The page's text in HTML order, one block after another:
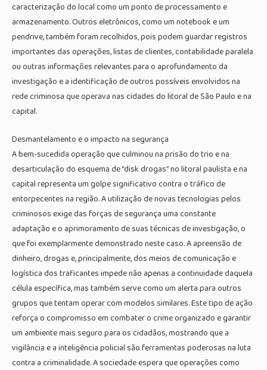
caracterização do local como um ponto de processamento e
armazenamento. Outros eletrônicos, como um notebook e um
pendrive, também foram recolhidos, pois podem guardar registros
importantes das operações, listas de clientes, contabilidade paralela
ou outras informações relevantes para o aprofundamento da
investigação e a identificação de outros possíveis envolvidos na
rede criminosa que operava nas cidades do litoral de São Paulo e na
capital.
Desmantelamento e o impacto na segurança
A bem-sucedida operação que culminou na prisão do trio e na
desarticulação do esquema de “disk drogas” no litoral paulista e na
capital representa um golpe significativo contra o tráfico de
entorpecentes na região. A utilização de novas tecnologias pelos
criminosos exige das forças de segurança uma constante
adaptação e o aprimoramento de suas técnicas de investigação, o
que foi exemplarmente demonstrado neste caso. A apreensão de
dinheiro, drogas e, principalmente, dos meios de comunicação e
logística dos traficantes impede não apenas a continuidade daquela
célula específica, mas também serve como um alerta para outros
grupos que tentam operar com modelos similares. Este tipo de ação
reforça o compromisso em combater o crime organizado e garantir
um ambiente mais seguro para os cidadãos, mostrando que a
vigilância e a inteligência policial são ferramentas poderosas na luta
contra a criminalidade. A sociedade espera que operações como